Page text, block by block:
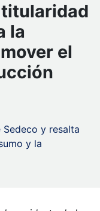
titularidad
la
el
y resalta
y la